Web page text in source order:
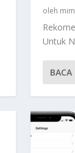
oleh
Untuk
BACA